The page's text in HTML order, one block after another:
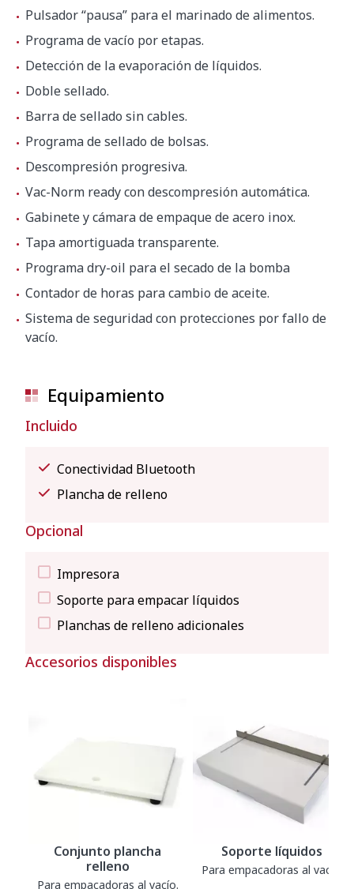
Ruido de fondo
32 dB(A)
Dimensiones del embalaje
Peso bruto
Pulsador “pausa” para el marinado de alimentos.
Programa de vacío por etapas.
Detección de la evaporación de líquidos.
Doble sellado.
Barra de sellado sin cables.
Programa de sellado de bolsas.
Descompresión progresiva.
Vac-Norm ready con descompresión automática.
Gabinete y cámara de empaque de acero inox.
Tapa amortiguada transparente.
Programa dry-oil para el secado de la bomba
Contador de horas para cambio de aceite.
Sistema de seguridad con protecciones por fallo de
vacío.
Equipamiento
Incluido
Conectividad Bluetooth
Plancha de relleno
Opcional
Impresora
Soporte para empacar líquidos
Planchas de relleno adicionales
Accesorios disponibles
Conjunto plancha
relleno
Para empacadoras al vacío.
Soporte líquidos
Para empacadoras al vacío.